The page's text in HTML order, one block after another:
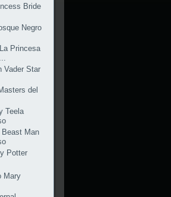
Bride
Negro
Princesa
Vader Star
del
Teela
Man
Potter
Mary